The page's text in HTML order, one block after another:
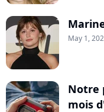
May 1,
Notre
mois